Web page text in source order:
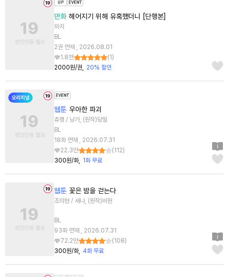
만화 헤어지기 위해 유혹했더니 [단행본]
와지
BL
2권 연재 , 2026.08.01
1.8천
(1 )
2000원/권
20% 할인
웹툰 우아한 파괴
츄랭 / 낭가, (원작)당밀
BL
18화 연재 , 2026.07.31
22.3만
(112)
300원/화
1화 무료
웹툰 꽃은 밤을 걷는다
조미현 / 새나, (원작)비원
BL
93화 연재 , 2026.07.31
72.2만
(108)
300원/화
4화 무료